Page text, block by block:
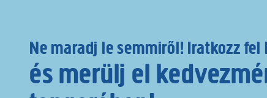
Ne maradj le semmiről! Iratkozz
és merülj el